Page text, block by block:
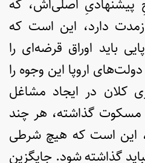
پیشنهادیِ اصلی‌اش، که
دارد، این است که
باید اوراق قرضه‌ای را
اروپا این وجوه را
کلان در ایجاد مشاغل
مسکوت گذاشته، هر چند
این است که هیچ شرطی
گذاشته شود. جایگزین